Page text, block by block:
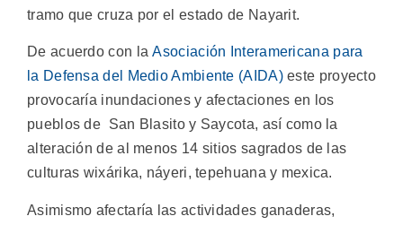
tramo que cruza por el estado de Nayarit.
De acuerdo con laAsociación Interamericana para
la Defensa del Medio Ambiente (AIDA)este proyecto
provocaría inundaciones y afectaciones en los
pueblos de San Blasito y Saycota, así como la
alteración de al menos 14 sitios sagrados de las
culturas wixárika, náyeri, tepehuana y mexica.
Asimismo afectaría las actividades ganaderas,